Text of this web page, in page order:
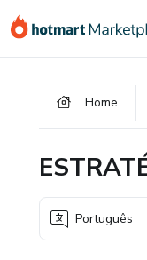
para
para
para
Home
Português